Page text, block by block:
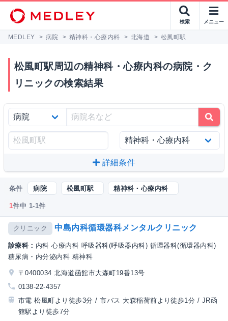
検索 メニュー
MEDLEY > 病院 > 精神科・心療内科 > 北海道 > 松風町駅
松風町駅周辺の精神科・心療内科の病院・ク
リニックの検索結果
詳細条件
条件 病院 松風町駅 精神科・心療内科
1件中 1-1件
クリニック 中島内科循環器科メンタルクリニック
診療科： 内科 心療内科 呼吸器科(呼吸器内科) 循環器科(循環器内科)
糖尿病・内分泌内科 精神科
〒0400034 北海道函館市大森町19番13号
0138-22-4357
市電 松風町より徒歩3分 / 市バス 大森稲荷前より徒歩1分 / JR函
館駅より徒歩7分